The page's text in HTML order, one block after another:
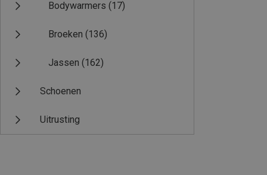
Bodywarmers (17)
Broeken (136)
Jassen (162)
Schoenen
Uitrusting